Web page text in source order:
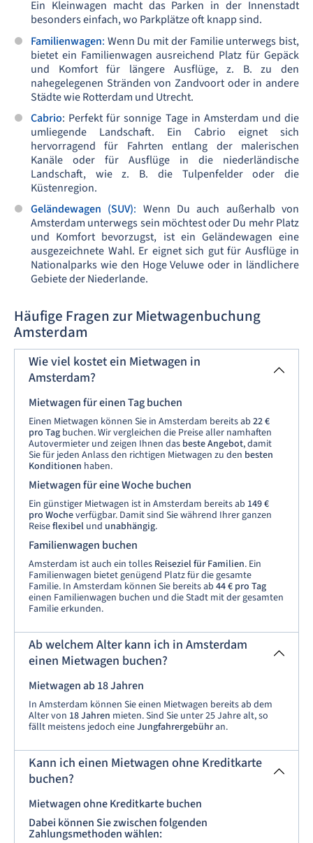
Ein Kleinwagen macht das Parken in der Innenstadt
besonders einfach, wo Parkplätze oft knapp sind.
Familienwagen: Wenn Du mit der Familie unterwegs bist,
bietet ein Familienwagen ausreichend Platz für Gepäck
und Komfort für längere Ausflüge, z. B. zu den
nahegelegenen Stränden von Zandvoort oder in andere
Städte wie Rotterdam und Utrecht.
Cabrio: Perfekt für sonnige Tage in Amsterdam und die
umliegende Landschaft. Ein Cabrio eignet sich
hervorragend für Fahrten entlang der malerischen
Kanäle oder für Ausflüge in die niederländische
Landschaft, wie z. B. die Tulpenfelder oder die
Küstenregion.
Geländewagen (SUV): Wenn Du auch außerhalb von
Amsterdam unterwegs sein möchtest oder Du mehr Platz
und Komfort bevorzugst, ist ein Geländewagen eine
ausgezeichnete Wahl. Er eignet sich gut für Ausflüge in
Nationalparks wie den Hoge Veluwe oder in ländlichere
Gebiete der Niederlande.
Häufige Fragen zur Mietwagenbuchung
Amsterdam
Wie viel kostet ein Mietwagen in
Amsterdam?
Mietwagen für einen Tag buchen
Einen Mietwagen können Sie in Amsterdam bereits ab 22 €
pro Tag buchen. Wir vergleichen die Preise aller namhaften
Autovermieter und zeigen Ihnen das beste Angebot, damit
Sie für jeden Anlass den richtigen Mietwagen zu den besten
Konditionen haben.
Mietwagen für eine Woche buchen
Ein günstiger Mietwagen ist in Amsterdam bereits ab 149 €
pro Wocheverfügbar. Damit sind Sie während Ihrer ganzen
Reiseflexibel und unabhängig.
Familienwagen buchen
Amsterdam ist auch ein tolles Reiseziel für Familien. Ein
Familienwagen bietet genügend Platz für die gesamte
Familie. In Amsterdam können Sie bereits ab 44 € pro Tag
einen Familienwagen buchen und die Stadt mit der gesamten
Familie erkunden.
Ab welchem Alter kann ich in Amsterdam
einen Mietwagen buchen?
Mietwagen ab 18 Jahren
In Amsterdam können Sie einen Mietwagen bereits ab dem
Alter von 18 Jahren mieten. Sind Sie unter 25 Jahre alt, so
fällt meistens jedoch eineJungfahrergebühran.
Kann ich einen Mietwagen ohne Kreditkarte
buchen?
Mietwagen ohne Kreditkarte buchen
Dabei können Sie zwischen folgenden
Zahlungsmethoden wählen: